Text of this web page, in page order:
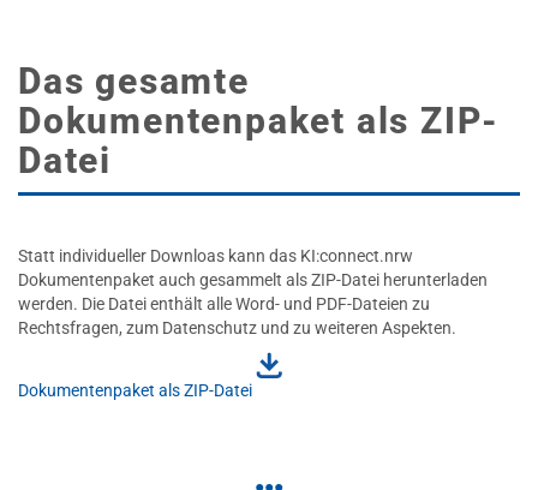
Das gesamte
Dokumentenpaket als ZIP-
Datei
Statt individueller Downloas kann das KI:connect.nrw
Dokumentenpaket auch gesammelt als ZIP-Datei herunterladen
werden. Die Datei enthält alle Word- und PDF-Dateien zu
Rechtsfragen, zum Datenschutz und zu weiteren Aspekten.
Dokumentenpaket als ZIP-Datei